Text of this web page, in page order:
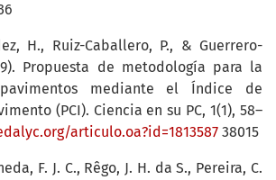
H., Ruiz-Caballero, P., & Guerrero-
Propuesta de metodología para la
mediante el Índice de
(PCI). Ciencia en su PC, 1(1), 58–
articulo.oa?id=1813587 38015
F. J. C., Rêgo, J. H. da S., Pereira, C.